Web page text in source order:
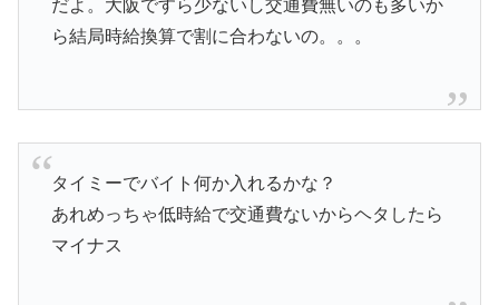
だよ。大阪ですら少ないし交通費無いのも多いか
ら結局時給換算で割に合わないの。。。
タイミーでバイト何か入れるかな？
あれめっちゃ低時給で交通費ないからヘタしたら
マイナス